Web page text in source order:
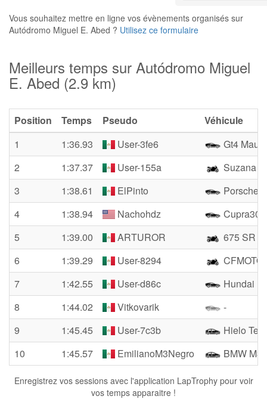
Vous souhaitez mettre en ligne vos évènements organisés sur
Autódromo Miguel E. Abed ? Utilisez ce formulaire
Meilleurs temps sur Autódromo Miguel
E. Abed (2.9 km)
Position Temps Pseudo
Véhicule
1
1:36.93 User-3fe6
Gt4 Mau
2
1:37.37 User-155a
Suzana Pf
3
1:38.61 ElPinto
Porsche
4
1:38.94 Nachohdz
Cupra300
5
1:39.00 ARTUROR
675 SR
6
1:39.29 User-8294
7
1:42.55 User-d86c
Hundai
8
1:44.02 Vitkovarik
-
9
1:45.45 User-7c3b
Hielo
10
1:45.57 EmilianoM3Negro BMW M3
Enregistrez vos sessions avec l'application LapTrophy pour voir
vos temps apparaitre !